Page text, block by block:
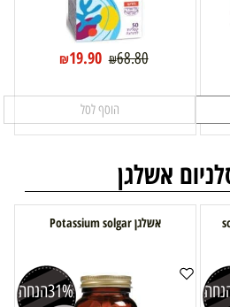
₪68.80
₪19.90
הוסף לסל
אשלגן
אשלגן Potassium solgar
31%הנחה